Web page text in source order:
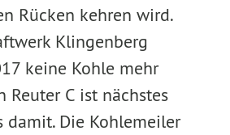
Rücken kehren wird.
Klingenberg
keine Kohle mehr
Reuter C ist nächstes
damit. Die Kohlemeiler